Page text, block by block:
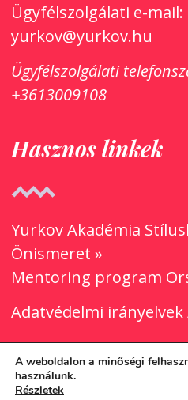
Ügyfélszolgálati e-mail:
yurkov@yurkov.hu
Ügyfélszolgálati
+3613009108
Hasznos linkek
Yurkov Akadémia
Önismeret »
Mentoring program
Adatvédelmi irányelvek
A weboldalon a minőségi
használunk.
Részletek